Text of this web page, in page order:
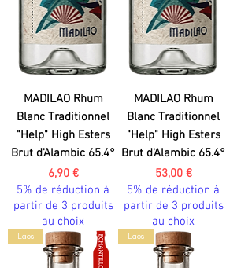
MADILAO Rhum
Blanc Traditionnel
"Help" High Esters
Brut d'Alambic 65.4°
Prix
6,90 €
5% de réduction à
partir de 3 produits
au choix
MADILAO Rhum
Blanc Traditionnel
"Help" High Esters
Brut d'Alambic 65.4°
Prix
53,00 €
5% de réduction à
partir de 3 produits
au choix
Laos Laos